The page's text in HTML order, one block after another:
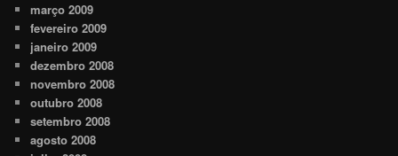
março 2009
fevereiro 2009
janeiro 2009
dezembro 2008
novembro 2008
outubro 2008
setembro 2008
agosto 2008